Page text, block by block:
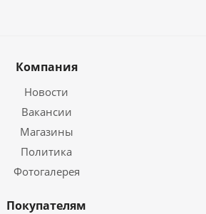
Компания
Новости
Вакансии
Магазины
Политика
Фотогалерея
Покупателям